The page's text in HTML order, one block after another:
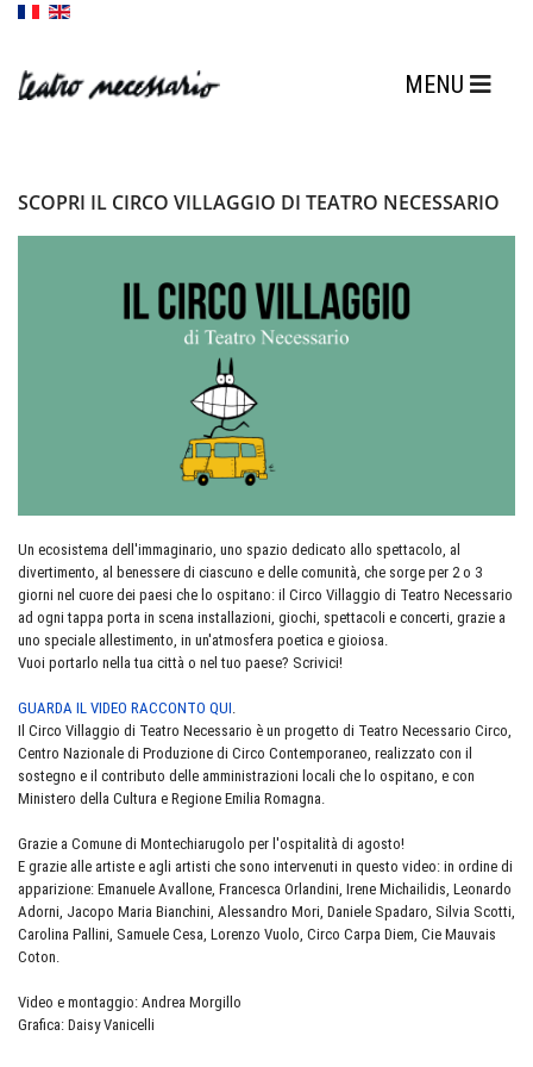
SCOPRI IL CIRCO VILLAGGIO DI TEATRO NECESSARIO
Un ecosistema dell'immaginario, uno spazio dedicato allo spettacolo, al
divertimento, al benessere di ciascuno e delle comunità, che sorge per 2 o 3
giorni nel cuore dei paesi che lo ospitano: il Circo Villaggio di Teatro Necessario
ad ogni tappa porta in scena installazioni, giochi, spettacoli e concerti, grazie a
uno speciale allestimento, in un'atmosfera poetica e gioiosa.
Vuoi portarlo nella tua città o nel tuo paese? Scrivici!
GUARDA IL VIDEO RACCONTO QUI.
Il Circo Villaggio di Teatro Necessario è un progetto di Teatro Necessario Circo,
Centro Nazionale di Produzione di Circo Contemporaneo, realizzato con il
sostegno e il contributo delle amministrazioni locali che lo ospitano, e con
Ministero della Cultura e Regione Emilia Romagna.
Grazie a Comune di Montechiarugolo per l'ospitalità di agosto!
E grazie alle artiste e agli artisti che sono intervenuti in questo video: in ordine di
apparizione: Emanuele Avallone, Francesca Orlandini, Irene Michailidis, Leonardo
Adorni, Jacopo Maria Bianchini, Alessandro Mori, Daniele Spadaro, Silvia Scotti,
Carolina Pallini, Samuele Cesa, Lorenzo Vuolo, Circo Carpa Diem, Cie Mauvais
Coton.
Video e montaggio: Andrea Morgillo
Grafica: Daisy Vanicelli